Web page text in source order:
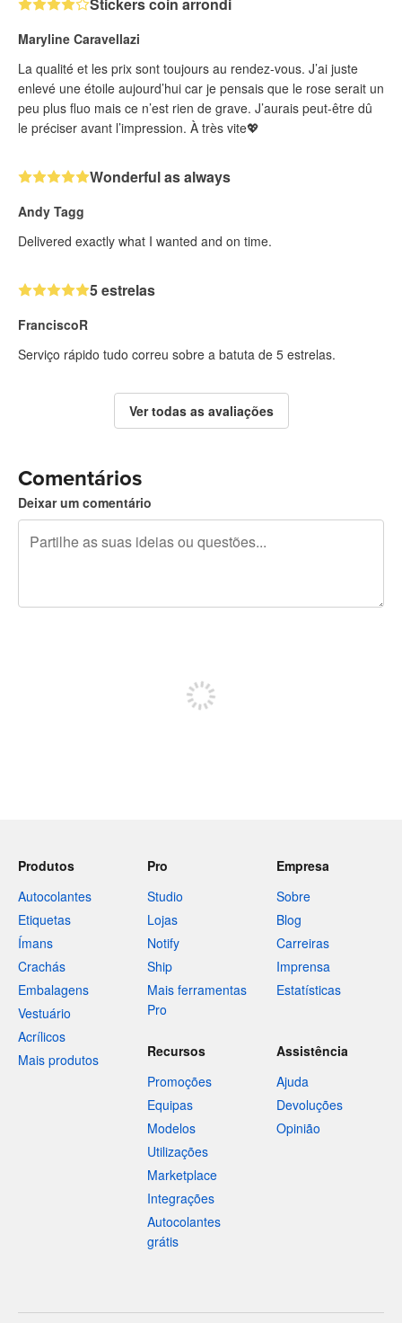
Maryline Caravellazi
La qualité et les prix sont toujours au rendez-vous. J’ai juste
enlevé une étoile aujourd’hui car je pensais que le rose serait un
peu plus fluo mais ce n’est rien de grave. J’aurais peut-être dû
le préciser avant l’impression. À très vite💖
Wonderful as always
Andy Tagg
Delivered exactly what I wanted and on time.
5 estrelas
FranciscoR
Serviço rápido tudo correu sobre a batuta de 5 estrelas.
Ver todas as avaliações
Comentários
Deixar um comentário
Produtos
Autocolantes
Etiquetas
Ímans
Crachás
Embalagens
Vestuário
Acrílicos
Mais produtos
Pro
Studio
Lojas
Notify
Ship
Mais ferramentas
Pro
Empresa
Sobre
Blog
Carreiras
Imprensa
Estatísticas
Recursos
Promoções
Equipas
Modelos
Utilizações
Marketplace
Integrações
Autocolantes
grátis
Assistência
Ajuda
Devoluções
Opinião